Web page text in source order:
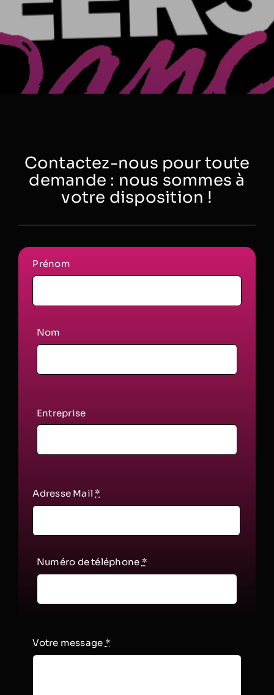
Contactez-nous pour toute
demande : nous sommes à
votre disposition !
Prénom
Nom
Entreprise
Adresse Mail *
Numéro de téléphone *
Votre message *